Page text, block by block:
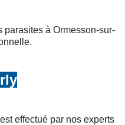
parasites à Ormesson-sur-
effectué par nos experts